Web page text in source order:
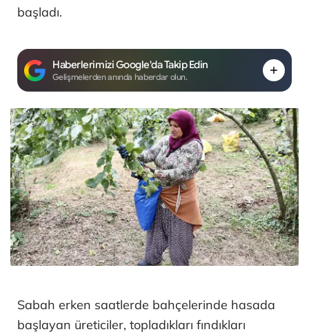
başladı.
Haberlerimizi Google'da Takip Edin
Gelişmelerden anında haberdar olun.
Sabah erken saatlerde bahçelerinde hasada
başlayan üreticiler, topladıkları fındıkları